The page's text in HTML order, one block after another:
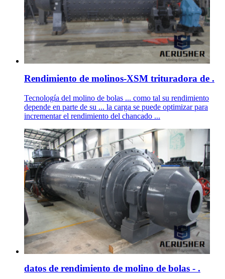
Rendimiento de molinos-XSM trituradora de .
Tecnología del molino de bolas ... como tal su rendimiento
depende en parte de su ... la carga se puede optimizar para
incrementar el rendimiento del chancado ...
datos de rendimiento de molino de bolas - .